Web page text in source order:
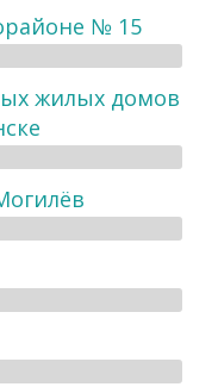
№ 15
жилых домов